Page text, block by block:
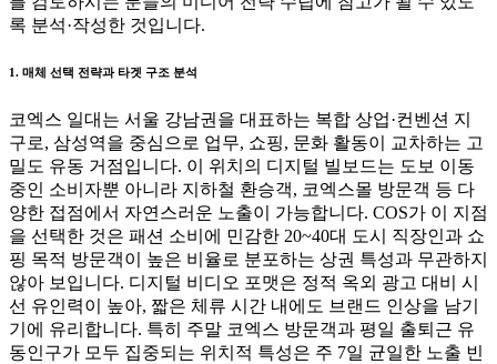
록 분석·작성한 것입니다.
1. 매체 선택 전략과 타겟 구조 분석
코엑스 일대는 서울 강남권을 대표하는 복합 상업·컨벤션 지
구로, 삼성역을 중심으로 업무, 쇼핑, 문화 활동이 교차하는 고
밀도 유동 거점입니다. 이 위치의 디지털 빌보드는 도보 이동
중인 소비자뿐 아니라 지하철 환승객, 코엑스몰 방문객 등 다
양한 접점에서 자연스러운 노출이 가능합니다. COS가 이 지점
을 선택한 것은 패션 소비에 민감한 20~40대 도시 직장인과 쇼
핑 목적 방문객이 높은 비율로 분포하는 상권 특성과 무관하지
않아 보입니다. 디지털 비디오 포맷은 정적 옥외 광고 대비 시
선 유인력이 높아, 짧은 체류 시간 내에도 브랜드 인상을 남기
기에 유리합니다. 특히 주말 코엑스 방문객과 평일 출퇴근 유
동인구가 모두 집중되는 위치적 특성은 주 7일 균일한 노출 빈